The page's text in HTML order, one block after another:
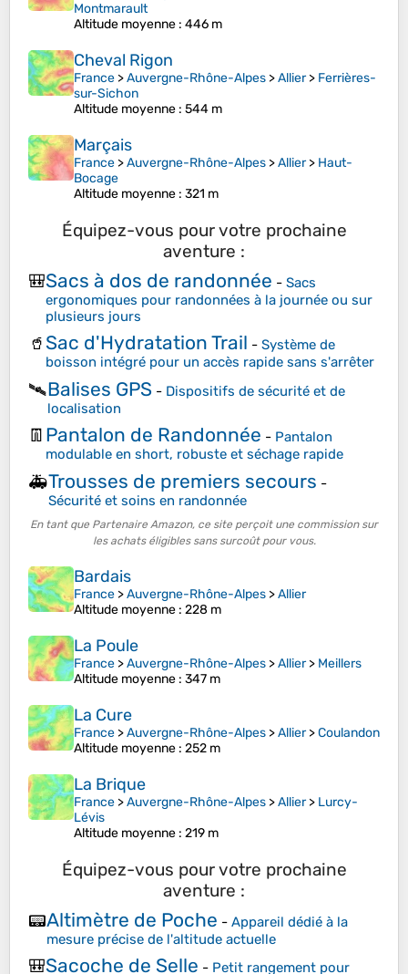
Montmarault
Altitude moyenne : 446 m
Cheval Rigon
France >Auvergne-Rhône-Alpes >Allier> Ferrières-
sur-Sichon
Altitude moyenne : 544 m
Marçais
France >Auvergne-Rhône-Alpes >Allier> Haut-
Bocage
Altitude moyenne : 321 m
Équipez-vous pour votre prochaine
aventure :
🎒Sacs à dos de randonnée - Sacs
ergonomiques pour randonnées à la journée ou sur
plusieurs jours
🥤 Sac d'Hydratation Trail - Système de
boisson intégré pour un accès rapide sans s'arrêter
🛰️Balises GPS - Dispositifs de sécurité et de
localisation
👖 Pantalon de Randonnée - Pantalon
modulable en short, robuste et séchage rapide
🚑Trousses de premiers secours -
Sécurité et soins en randonnée
En tant que Partenaire Amazon, ce site perçoit une commission sur
les achats éligibles sans surcoût pour vous.
Bardais
France >Auvergne-Rhône-Alpes >Allier
Altitude moyenne : 228 m
La Poule
France >Auvergne-Rhône-Alpes >Allier> Meillers
Altitude moyenne : 347 m
La Cure
France >Auvergne-Rhône-Alpes >Allier>Coulandon
Altitude moyenne : 252 m
La Brique
France >Auvergne-Rhône-Alpes >Allier> Lurcy-
Lévis
Altitude moyenne : 219 m
Équipez-vous pour votre prochaine
aventure :
📟Altimètre de Poche - Appareil dédié à la
mesure précise de l'altitude actuelle
🎒Sacoche de Selle - Petit rangement pour